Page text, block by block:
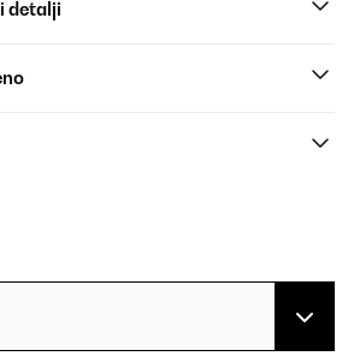
detalji